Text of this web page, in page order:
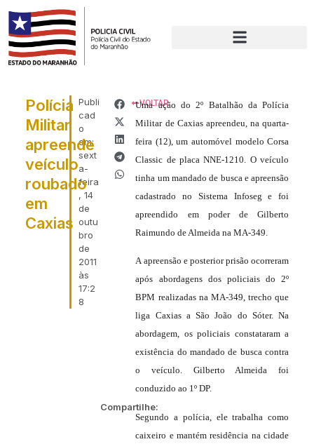
Publi
cad
o
em:
sext
a-
feira
, 14
de
outu
bro
de
2011
às
17:2
8
Compartilhe:
Polícia
Militar
apreende
veículo
roubado
em
Caxias
VOLTAR
Uma ação do 2º Batalhão da Polícia
Militar de Caxias apreendeu, na quarta-
feira (12), um automóvel modelo Corsa
Classic de placa NNE-1210. O veículo
tinha um mandado de busca e apreensão
cadastrado no Sistema Infoseg e foi
apreendido em poder de Gilberto
Raimundo de Almeida na MA-349.
A apreensão e posterior prisão ocorreram
após abordagens dos policiais do 2º
BPM realizadas na MA-349, trecho que
liga Caxias a São João do Sóter. Na
abordagem, os policiais constataram a
existência do mandado de busca contra
o veículo. Gilberto Almeida foi
conduzido ao 1º DP.
Segundo a polícia, ele trabalha como
caixeiro e mantém residência na cidade